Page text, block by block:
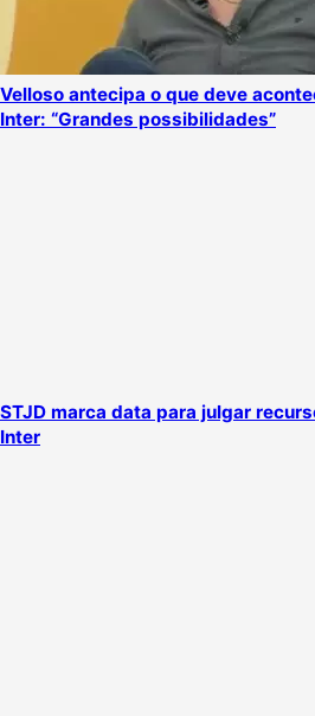
Velloso antecipa o que deve
Inter: “Grandes possibilidades”
STJD marca data para julgar
Inter